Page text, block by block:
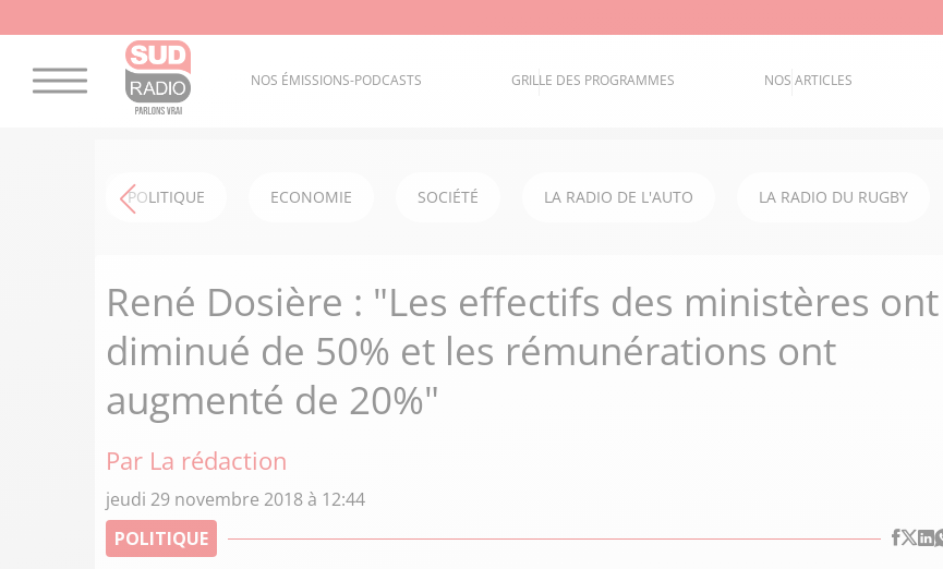
NOS ÉMISSIONS-PODCASTS GRILLE DES PROGRAMMES NOS ARTICLES
POLITIQUE ECONOMIE SOCIÉTÉ LA RADIO DE L'AUTO LA RADIO DU RUGBY
René Dosière : "Les effectifs des ministères ont
diminué de 50% et les rémunérations ont
augmenté de 20%"
Par La rédaction
jeudi 29 novembre 2018 à 12:44
POLITIQUE